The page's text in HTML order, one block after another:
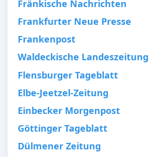
Fränkische Nachrichten
Frankfurter Neue Presse
Frankenpost
Waldeckische Landeszeitung
Flensburger Tageblatt
Elbe-Jeetzel-Zeitung
Einbecker Morgenpost
Göttinger Tageblatt
Dülmener Zeitung